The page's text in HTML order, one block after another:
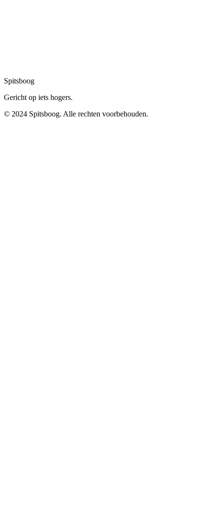
Spitsboog
Gericht op iets hogers.
© 2024 Spitsboog. Alle rechten voorbehouden.